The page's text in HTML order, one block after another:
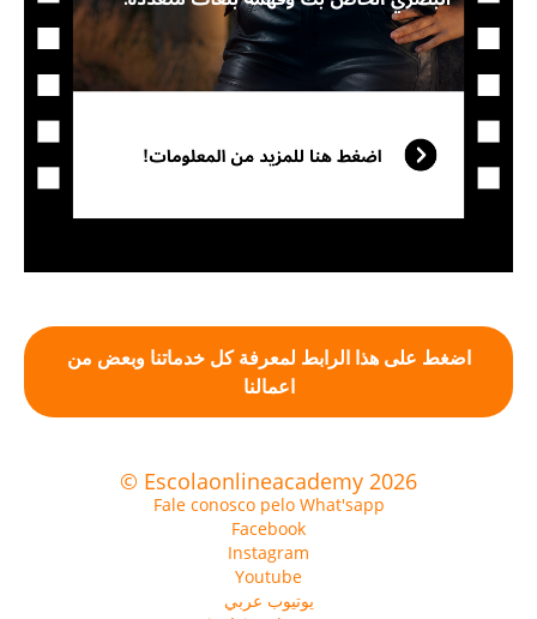
اضغط على هذا الرابط لمعرفة كل خدماتنا وبعض من
اعمالنا
© Escolaonlineacademy 2026
Fale conosco pelo What'sapp
Facebook
Instagram
Youtube
يوتيوب عربي